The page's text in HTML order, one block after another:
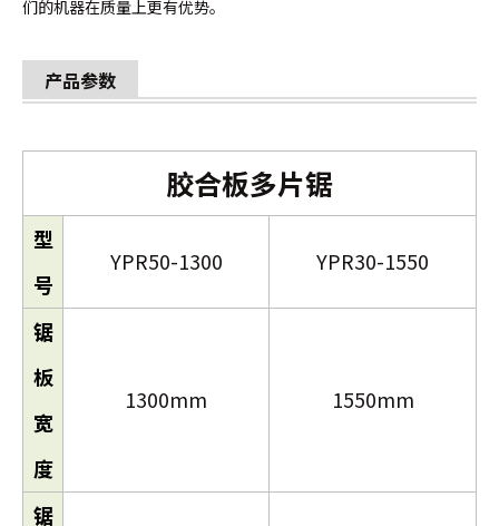
们的机器在质量上更有优势。
产品参数
胶合板多片锯
型
号
YPR50-1300 YPR30-1550
锯
板
宽
度
1300mm 1550mm
锯